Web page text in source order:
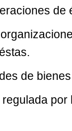
de
de